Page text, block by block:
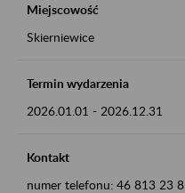
Miejscowość
Skierniewice
Termin wydarzenia
2026.01.01 - 2026.12.31
Kontakt
numer telefonu: 46 813 23